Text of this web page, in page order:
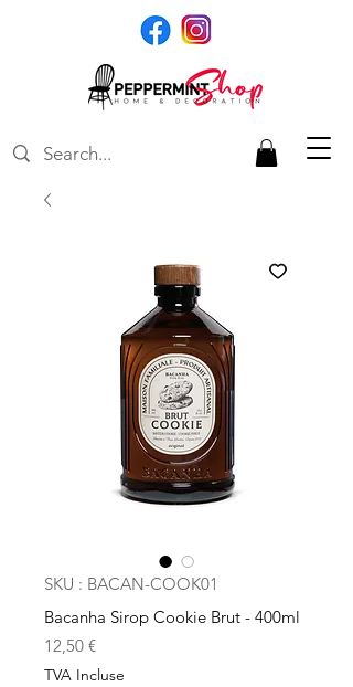
SKU : BACAN-COOK01
Bacanha Sirop Cookie Brut - 400ml
12,50 €Prix
TVA Incluse